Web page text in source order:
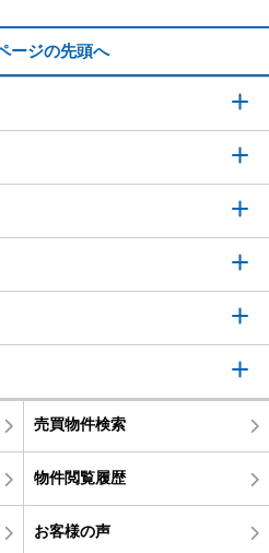
ージの先頭へ
売買物件検索
物件閲覧履歴
お客様の声